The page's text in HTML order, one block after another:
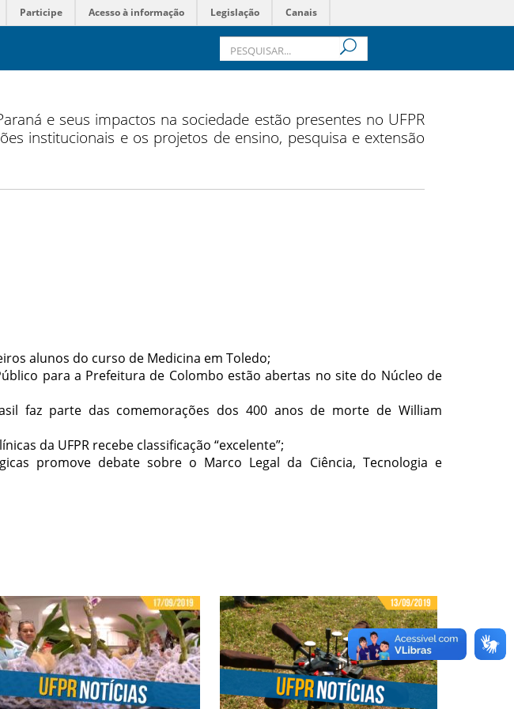
Participe Acesso à informação Legislação Canais
e seus impactos na sociedade estão presentes no UFPR
institucionais e os projetos de ensino, pesquisa e extensão
alunos do curso de Medicina em Toledo;
para a Prefeitura de Colombo estão abertas no site do Núcleo de
faz parte das comemorações dos 400 anos de morte de William
da UFPR recebe classificação “excelente”;
promove debate sobre o Marco Legal da Ciência, Tecnologia e